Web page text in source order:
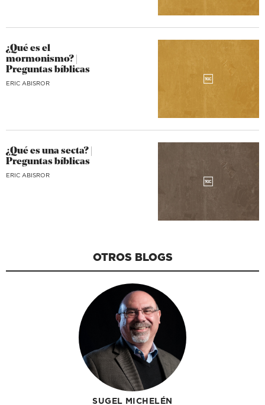
¿Qué es el
mormonismo? |
Preguntas bíblicas
ERIC ABISROR
¿Qué es una secta? |
Preguntas bíblicas
ERIC ABISROR
OTROS BLOGS
SUGEL MICHELÉN